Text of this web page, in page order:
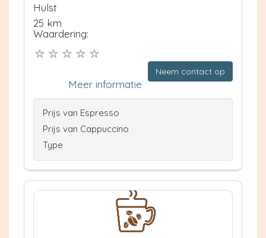
Hulst
25 km
Waardering:
Neem contact op
Meer informatie
Prijs van Espresso
Prijs van Cappuccino
Type